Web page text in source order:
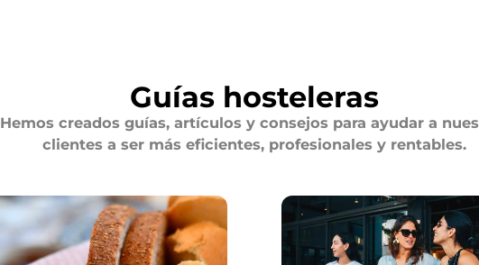
Guías hosteleras
Hemos creados guías, artículos y consejos para ayudar a
clientes a ser más eficientes, profesionales y rentables.